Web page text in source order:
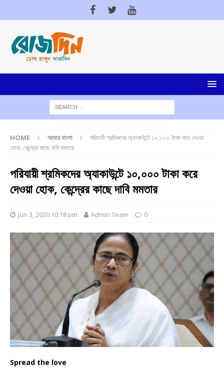
HOME আমার বাংলা
পরিযায়ী শ্রমিকদের অ্যাকাউন্টে ১০,০০০ টাকা করে দেওয়া
হোক, কেন্দ্রের কাছে দাবি মমতার
পরিযায়ী শ্রমিকদের অ্যাকাউন্টে ১০,০০০ টাকা করে
দেওয়া হোক, কেন্দ্রের কাছে দাবি মমতার
Jun 3, 2020 10:18 pm Admin Team 0
Spread the love